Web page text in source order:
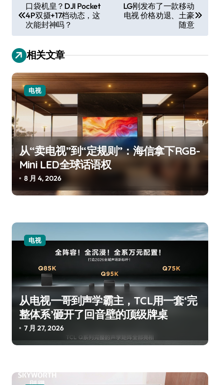
章
导
航
口袋机皇？DJI Pocket
4P双摄+17档动态，这
次能封神吗？
LG刚发布了一款移动
电视 价格劝退、土豪
随意
相关文章
电视
从“卖电视”到“定规则”：海信拿下RGB-
Mini LED全球话语权
8 月 4, 2026
电视
从电视一哥到声学霸主，TCL用一套‘完
整体系’砸开了回音壁的顶级牌桌
7 月 27, 2026